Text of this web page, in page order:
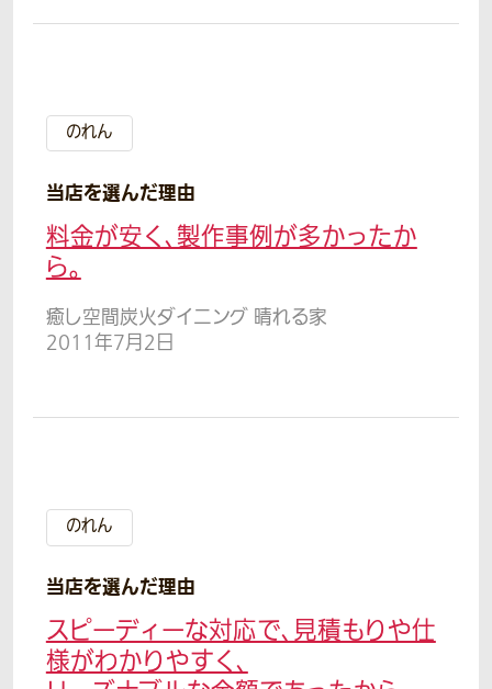
のれん
当店を選んだ理由
料金が安く、製作事例が多かったか
ら。
癒し空間炭火ダイニング 晴れる家
2011年7月2日
のれん
当店を選んだ理由
スピーディーな対応で、見積もりや仕
様がわかりやすく、